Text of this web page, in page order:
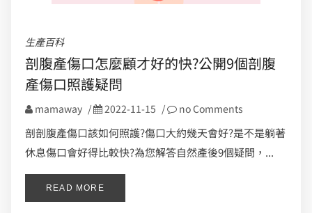
生產百科
剖腹產傷口怎麼顧才好的快?公開9個剖腹
產傷口照護疑問
mamaway / 2022-11-15 / no Comments
剖剖腹產傷口該如何照護?傷口大約幾天會好?是不是躺著
休息傷口會好得比較快?為您解答自然產後9個疑問，...
READ MORE